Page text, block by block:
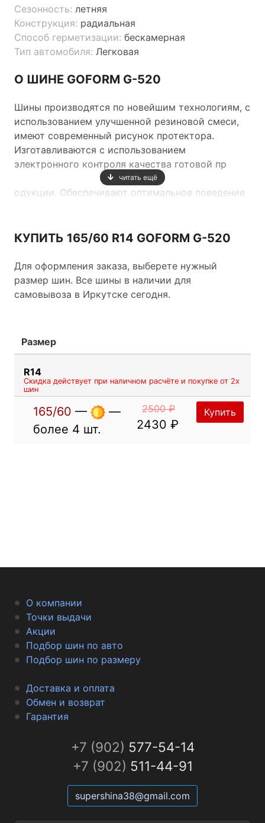
Сезонность: летняя
Конструкция: радиальная
Способ герметизации: бескамерная
Тип автомобиля: Легковая
О ШИНЕ GOFORM G-520
Шины производятся по новейшим технологиям, с
использованием улучшенной резиновой смеси,
имеют современный рисунок протектора.
Изготавливаются с использованием
электронного контроля качества готовой пр
одукции. Обеспечивают оптимальное поведение
читать ещё
КУПИТЬ 165/60 R14 GOFORM G-520
Для оформления заказа, выберете нужный
размер шин. Все шины в наличии для
самовывоза в Иркутске сегодня.
Размер
R14
Скидка действует при наличном расчёте и покупке от 2х
шин
165/60 —
—
более 4 шт.
2500 ₽
2430 ₽
Купить
О компании
Точки выдачи
Акции
Подбор шин по авто
Подбор шин по размеру
Доставка и оплата
Обмен и возврат
Гарантия
+7 (902) 577-54-14
+7 (902) 511-44-91
supershina38@gmail.com